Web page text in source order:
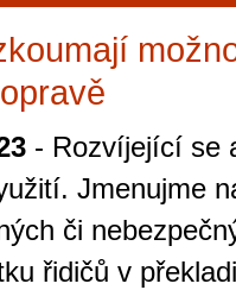
- Rozvíjející se
Jmenujme
či
řidičů v
Průvodce
Brně: Od
Brno je
zajímavé
restaurace,
kde si